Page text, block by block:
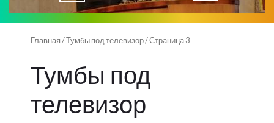
Button
Главная/Тумбы под телевизор/ Страница 3
Тумбы под
телевизор